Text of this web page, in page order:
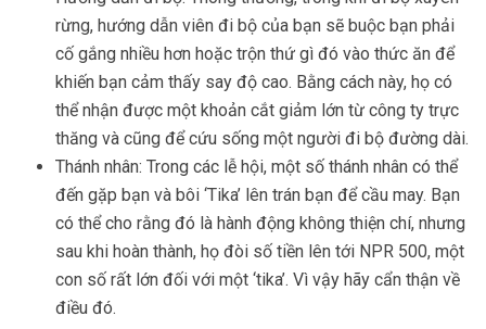
rừng, hướng dẫn viên đi bộ của bạn sẽ buộc bạn phải
cố gắng nhiều hơn hoặc trộn thứ gì đó vào thức ăn để
khiến bạn cảm thấy say độ cao. Bằng cách này, họ có
thể nhận được một khoản cắt giảm lớn từ công ty trực
thăng và cũng để cứu sống một người đi bộ đường dài.
Thánh nhân: Trong các lễ hội, một số thánh nhân có thể
đến gặp bạn và bôi ‘Tika’ lên trán bạn để cầu may. Bạn
có thể cho rằng đó là hành động không thiện chí, nhưng
sau khi hoàn thành, họ đòi số tiền lên tới NPR 500, một
con số rất lớn đối với một ‘tika’. Vì vậy hãy cẩn thận về
điều đó.